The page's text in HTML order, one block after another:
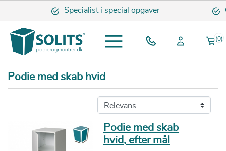
Specialist i special opgaver
(0)
Podie med skab hvid
Podie med skab
hvid, efter mål